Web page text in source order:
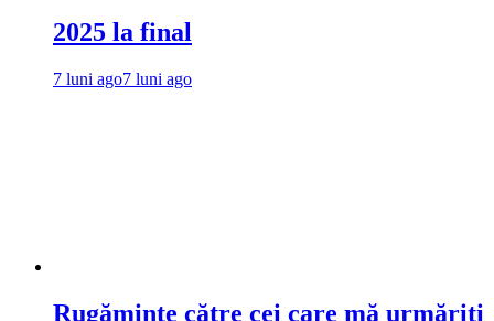
2025 la final
7 luni ago7 luni ago
Rugăminte către cei care mă urmăriți